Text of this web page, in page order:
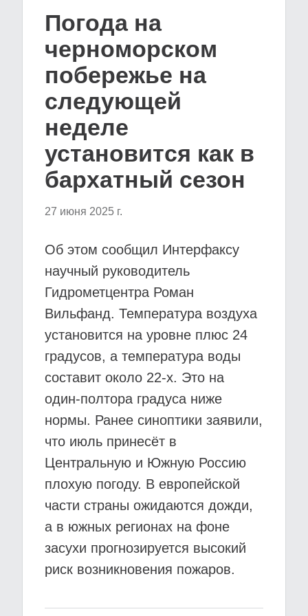
Погода на
черноморском
побережье на
следующей
неделе
установится как в
бархатный сезон
27 июня 2025 г.
Об этом сообщил Интерфаксу
научный руководитель
Гидрометцентра Роман
Вильфанд. Температура воздуха
установится на уровне плюс 24
градусов, а температура воды
составит около 22-х. Это на
один-полтора градуса ниже
нормы. Ранее синоптики заявили,
что июль принесёт в
Центральную и Южную Россию
плохую погоду. В европейской
части страны ожидаются дожди,
а в южных регионах на фоне
засухи прогнозируется высокий
риск возникновения пожаров.